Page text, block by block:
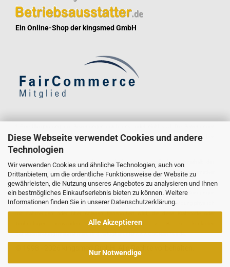
Diese Webseite verwendet Cookies und andere
Technologien
Wir verwenden Cookies und ähnliche Technologien, auch von
Drittanbietern, um die ordentliche Funktionsweise der Website zu
gewährleisten, die Nutzung unseres Angebotes zu analysieren und Ihnen
ein bestmögliches Einkaufserlebnis bieten zu können. Weitere
Informationen finden Sie in unserer Datenschutzerklärung.
Alle Akzeptieren
Nur Notwendige
Ein Online-Shop der kingsmed GmbH
könnten von Verbrauchern stammen, die die Ware oder Dienstleistung gar nicht erworben
oder genutzt haben.
* GoGreen Plus ist ein Service, der die Dekarbonisierungsmaßnahmen innerhalb des
Logistiknetzwerks von Deutsche Post und DHL unterstützt. Durch den Einsatz alternativer
Kraftstoffe und Technologien reduziert Deutsche Post und DHL den Verbrauch fossiler
Kraftstoffe im Transportmodus und in Gebäuden, die für die GoGreen Plus-Sendungen
genutzt werden. Dies bedeutet nicht zwangsläufig, dass die konkrete Sendung physisch
mit Fahrzeugen oder über Anlagen transportiert wird, die diese Kraftstoffe oder
Technologien verwenden. Weitere Informationen, z. B. zu konkreten
Dekarbonisierungsmaßnahmen, sind verfügbar unter www.GoGreenPlus.de.
© 1998 - 2026 kingsmed GmbH. Alle Rechte vorbehalten.